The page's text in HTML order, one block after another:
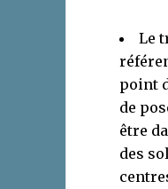
Le
point
de
être
des